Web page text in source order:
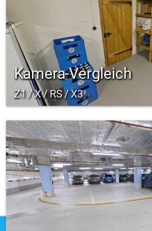
Kamera-Vergleich
Z1 / X / RS / X3